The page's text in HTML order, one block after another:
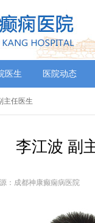
医生 医院动态
主任医生
李江波 副
：成都神康癫痫病医院